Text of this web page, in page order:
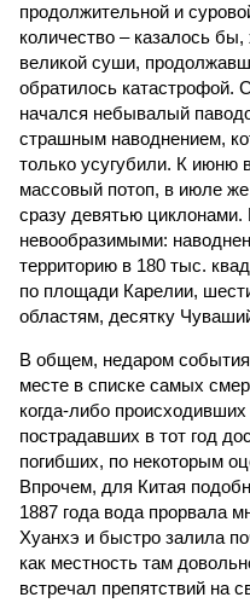
продолжительной и
количество – казалось
великой суши,
обратилось катастрофой.
начался небывалый
страшным наводнением,
только усугубили. К июню
массовый потоп, в июле
сразу девятью циклонами.
невообразимыми:
территорию в 180 тыс.
по площади Карелии,
областям, десятку
В общем, недаром события
месте в списке самых
когда-либо
пострадавших в тот год
погибших, по некоторым
Впрочем, для Китая
1887 года вода прорвала
Хуанхэ и быстро залила
как местность там
встречал препятствий на